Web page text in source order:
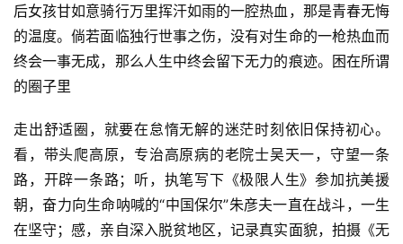
后女孩甘如意骑行万里挥汗如雨的一腔热血，那是青春无悔
的温度。倘若面临独行世事之伤，没有对生命的一枪热血而
终会一事无成，那么人生中终会留下无力的痕迹。困在所谓
的圈子里
走出舒适圈，就要在怠惰无解的迷茫时刻依旧保持初心。
看，带头爬高原，专治高原病的老院士吴天一，守望一条
路，开辟一条路；听，执笔写下《极限人生》参加抗美援
朝，奋力向生命呐喊的“中国保尔”朱彦夫一直在战斗，一生
在坚守；感，亲自深入脱贫地区，记录真实面貌，拍摄《无